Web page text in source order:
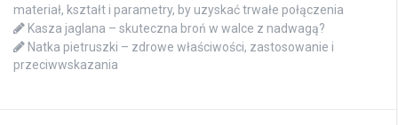
materiał, kształt i parametry, by uzyskać trwałe połączenia
Kasza jaglana – skuteczna broń w walce z nadwagą?
Natka pietruszki – zdrowe właściwości, zastosowanie i
przeciwwskazania